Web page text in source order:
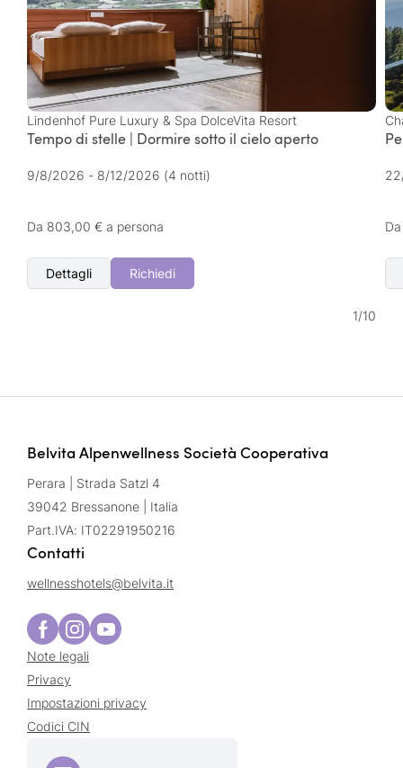
Lindenhof Pure Luxury & Spa DolceVita Resort
Tempo di stelle | Dormire sotto il cielo aperto
9/8/2026 - 8/12/2026 (4 notti)
Da 803,00 € a persona
Dettagli Richiedi
1/10
Belvita Alpenwellness Società Cooperativa
Perara | Strada Satzl 4
39042 Bressanone | Italia
Part.IVA: IT02291950216
Contatti
wellnesshotels@belvita.it
Note legali
Privacy
Impostazioni privacy
Codici CIN